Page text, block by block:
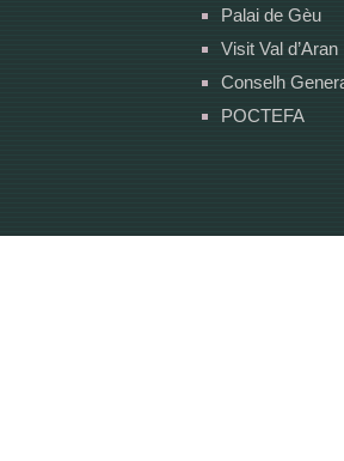
Palai de Gèu
Visit Val d’Aran
Conselh
POCTEFA